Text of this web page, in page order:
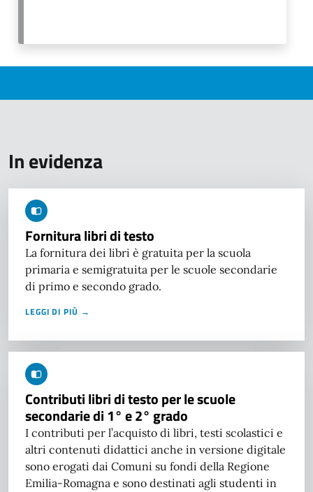
In evidenza
Fornitura libri di testo
La fornitura dei libri è gratuita per la scuola
primaria e semigratuita per le scuole secondarie
di primo e secondo grado.
LEGGI DI PIÙ →
Contributi libri di testo per le scuole
secondarie di 1° e 2° grado
I contributi per l’acquisto di libri, testi scolastici e
altri contenuti didattici anche in versione digitale
sono erogati dai Comuni su fondi della Regione
Emilia-Romagna e sono destinati agli studenti in